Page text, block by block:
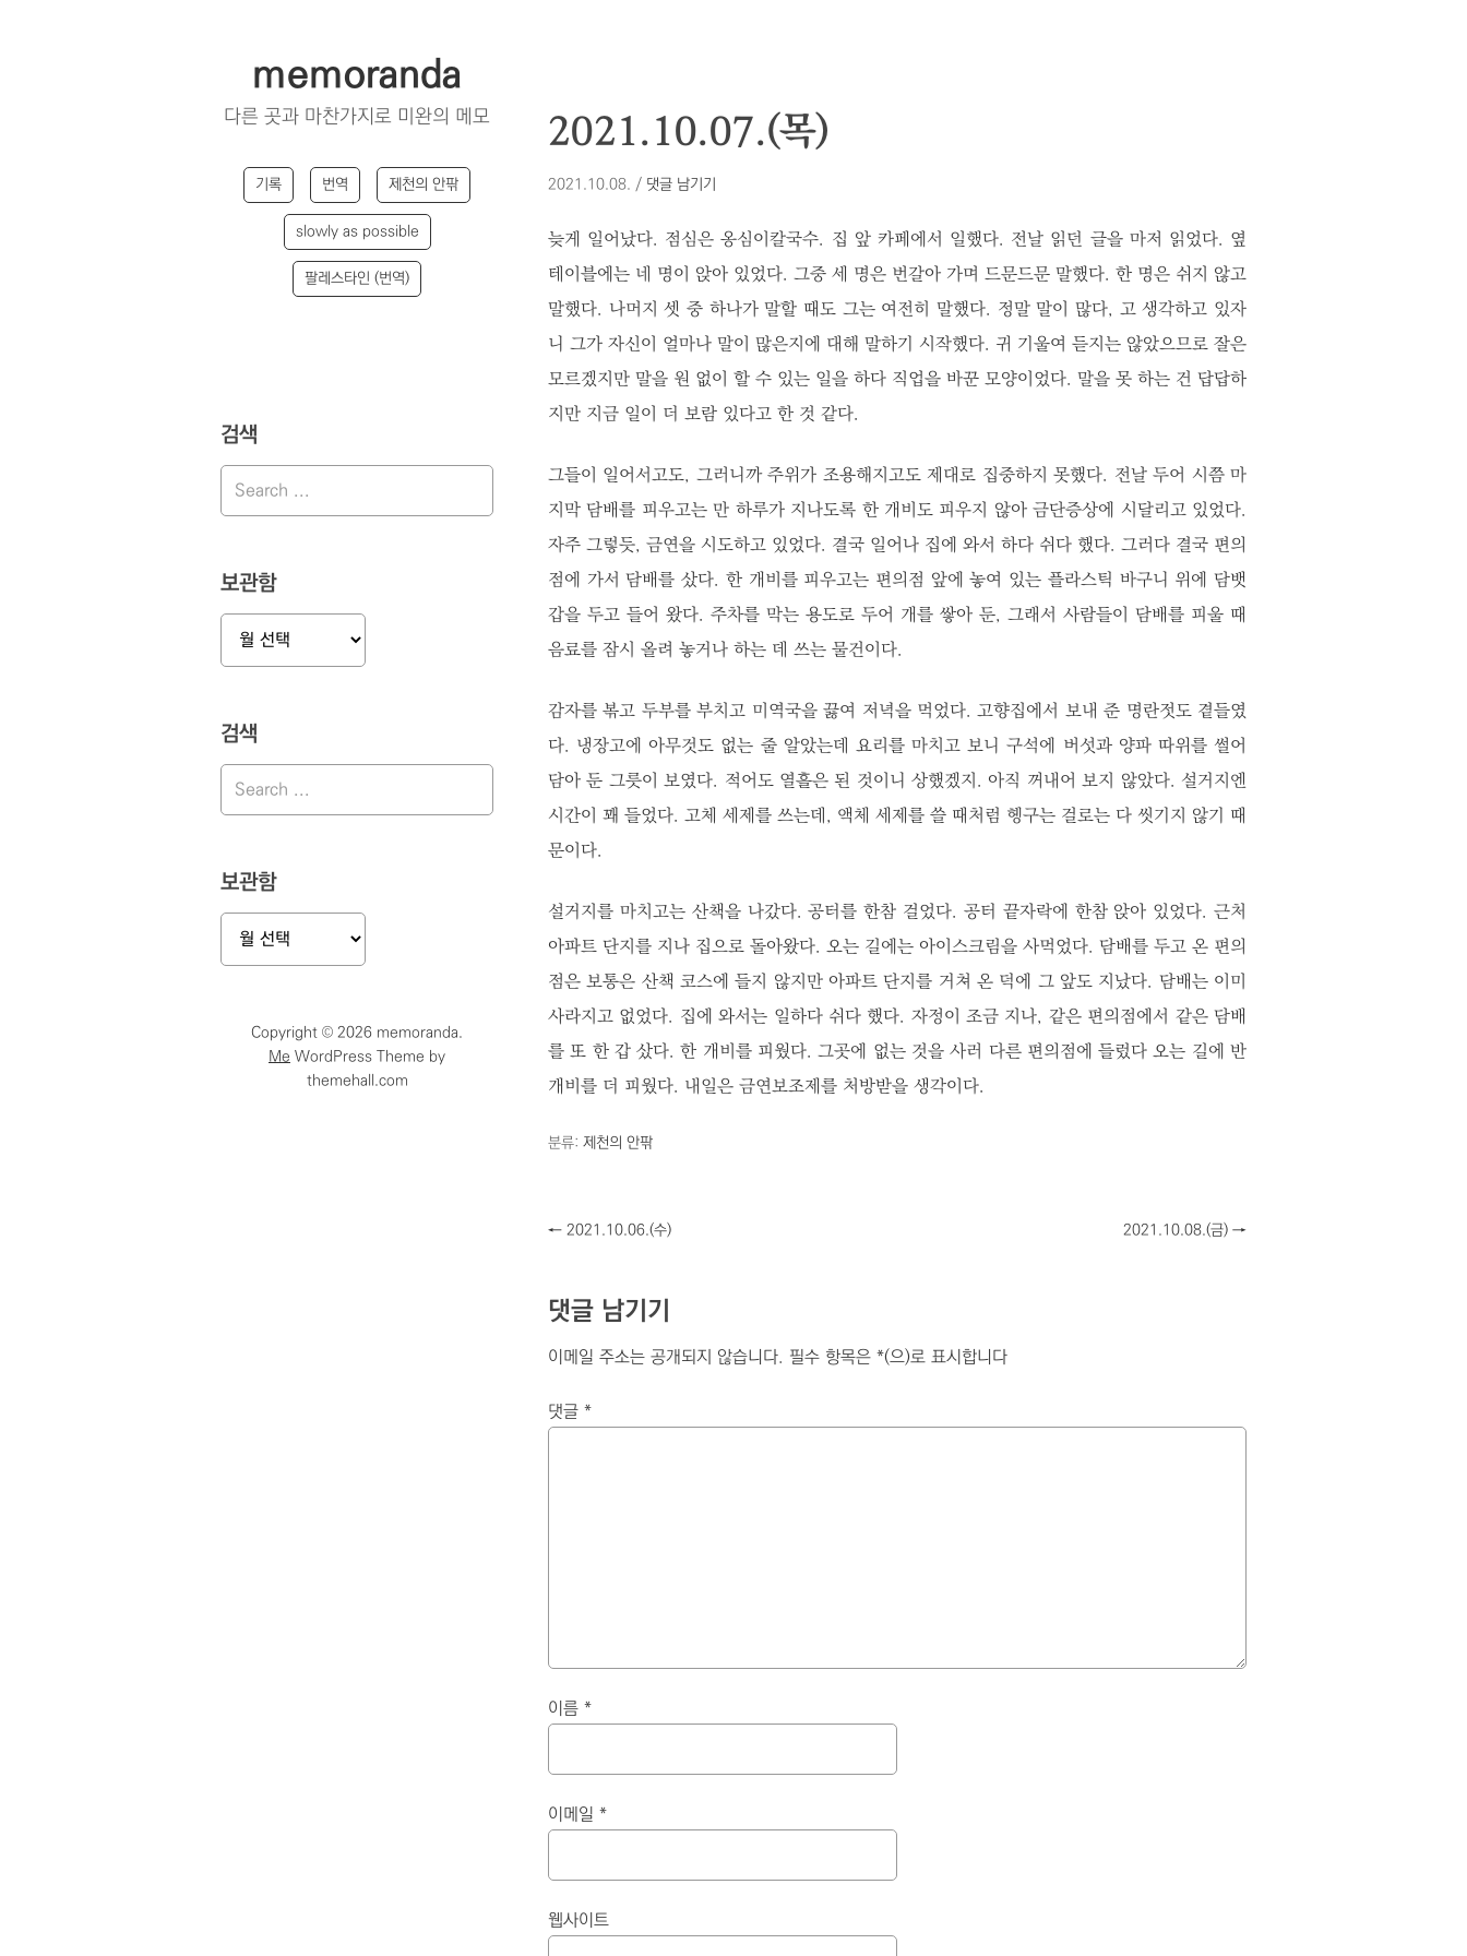
memoranda
다른 곳과 마찬가지로 미완의 메모
기록 번역
제천의 안팎
slowly as possible
팔레스타인 (번역)
2021.10.07.(목)
2021.10.08. / 댓글 남기기
늦게 일어났다. 점심은 옹심이칼국수. 집 앞 카페에서 일했다. 전날 읽던 글을 마저 읽었다. 옆
테이블에는 네 명이 앉아 있었다. 그중 세 명은 번갈아 가며 드문드문 말했다. 한 명은 쉬지 않고
말했다. 나머지 셋 중 하나가 말할 때도 그는 여전히 말했다. 정말 말이 많다, 고 생각하고 있자
니 그가 자신이 얼마나 말이 많은지에 대해 말하기 시작했다. 귀 기울여 듣지는 않았으므로 잘은
모르겠지만 말을 원 없이 할 수 있는 일을 하다 직업을 바꾼 모양이었다. 말을 못 하는 건 답답하
지만 지금 일이 더 보람 있다고 한 것 같다.
그들이 일어서고도, 그러니까 주위가 조용해지고도 제대로 집중하지 못했다. 전날 두어 시쯤 마
지막 담배를 피우고는 만 하루가 지나도록 한 개비도 피우지 않아 금단증상에 시달리고 있었다.
자주 그렇듯, 금연을 시도하고 있었다. 결국 일어나 집에 와서 하다 쉬다 했다. 그러다 결국 편의
점에 가서 담배를 샀다. 한 개비를 피우고는 편의점 앞에 놓여 있는 플라스틱 바구니 위에 담뱃
갑을 두고 들어 왔다. 주차를 막는 용도로 두어 개를 쌓아 둔, 그래서 사람들이 담배를 피울 때
음료를 잠시 올려 놓거나 하는 데 쓰는 물건이다.
감자를 볶고 두부를 부치고 미역국을 끓여 저녁을 먹었다. 고향집에서 보내 준 명란젓도 곁들였
다. 냉장고에 아무것도 없는 줄 알았는데 요리를 마치고 보니 구석에 버섯과 양파 따위를 썰어
담아 둔 그릇이 보였다. 적어도 열흘은 된 것이니 상했겠지. 아직 꺼내어 보지 않았다. 설거지엔
시간이 꽤 들었다. 고체 세제를 쓰는데, 액체 세제를 쓸 때처럼 헹구는 걸로는 다 씻기지 않기 때
문이다.
설거지를 마치고는 산책을 나갔다. 공터를 한참 걸었다. 공터 끝자락에 한참 앉아 있었다. 근처
아파트 단지를 지나 집으로 돌아왔다. 오는 길에는 아이스크림을 사먹었다. 담배를 두고 온 편의
점은 보통은 산책 코스에 들지 않지만 아파트 단지를 거쳐 온 덕에 그 앞도 지났다. 담배는 이미
사라지고 없었다. 집에 와서는 일하다 쉬다 했다. 자정이 조금 지나, 같은 편의점에서 같은 담배
를 또 한 갑 샀다. 한 개비를 피웠다. 그곳에 없는 것을 사러 다른 편의점에 들렀다 오는 길에 반
개비를 더 피웠다. 내일은 금연보조제를 처방받을 생각이다.
분류: 제천의 안팎
←2021.10.06.(수) 2021.10.08.(금)→
댓글 남기기
이메일 주소는 공개되지 않습니다. 필수 항목은 *(으)로 표시합니다
댓글 *
이름 *
이메일 *
웹사이트
검색
보관함
보
검색
보관함
보
Copyright © 2026 memoranda.
MeWordPress Theme by
themehall.com